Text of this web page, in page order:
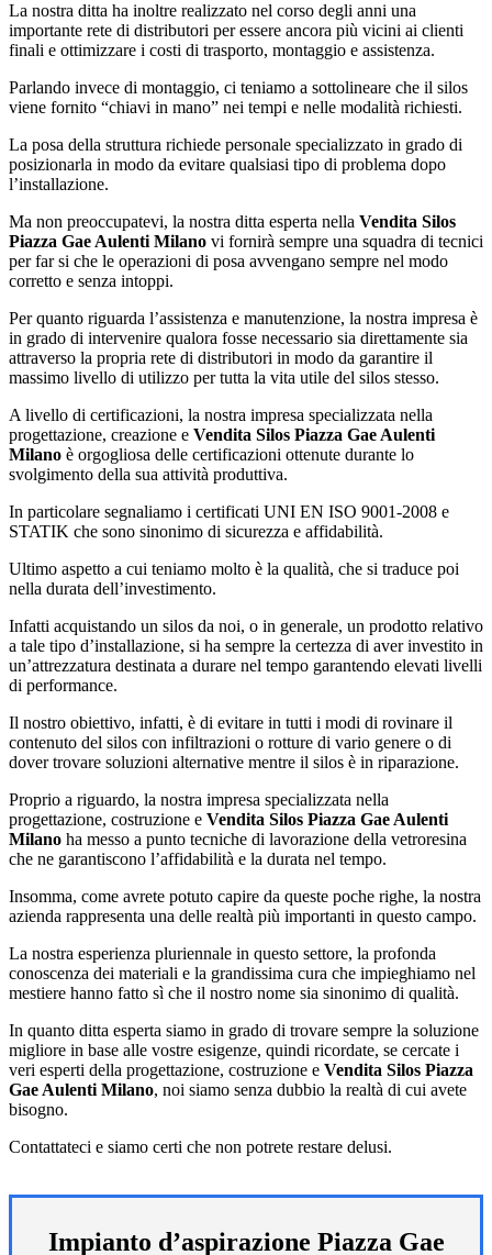
La nostra ditta ha inoltre realizzato nel corso degli anni una
importante rete di distributori per essere ancora più vicini ai clienti
finali e ottimizzare i costi di trasporto, montaggio e assistenza.
Parlando invece di montaggio, ci teniamo a sottolineare che il silos
viene fornito “chiavi in mano” nei tempi e nelle modalità richiesti.
La posa della struttura richiede personale specializzato in grado di
posizionarla in modo da evitare qualsiasi tipo di problema dopo
l’installazione.
Ma non preoccupatevi, la nostra ditta esperta nella Vendita Silos
Piazza Gae Aulenti Milano vi fornirà sempre una squadra di tecnici
per far si che le operazioni di posa avvengano sempre nel modo
corretto e senza intoppi.
Per quanto riguarda l’assistenza e manutenzione, la nostra impresa è
in grado di intervenire qualora fosse necessario sia direttamente sia
attraverso la propria rete di distributori in modo da garantire il
massimo livello di utilizzo per tutta la vita utile del silos stesso.
A livello di certificazioni, la nostra impresa specializzata nella
progettazione, creazione e Vendita Silos Piazza Gae Aulenti
Milano è orgogliosa delle certificazioni ottenute durante lo
svolgimento della sua attività produttiva.
In particolare segnaliamo i certificati UNI EN ISO 9001-2008 e
STATIK che sono sinonimo di sicurezza e affidabilità.
Ultimo aspetto a cui teniamo molto è la qualità, che si traduce poi
nella durata dell’investimento.
Infatti acquistando un silos da noi, o in generale, un prodotto relativo
a tale tipo d’installazione, si ha sempre la certezza di aver investito in
un’attrezzatura destinata a durare nel tempo garantendo elevati livelli
di performance.
Il nostro obiettivo, infatti, è di evitare in tutti i modi di rovinare il
contenuto del silos con infiltrazioni o rotture di vario genere o di
dover trovare soluzioni alternative mentre il silos è in riparazione.
Proprio a riguardo, la nostra impresa specializzata nella
progettazione, costruzione e Vendita Silos Piazza Gae Aulenti
Milano ha messo a punto tecniche di lavorazione della vetroresina
che ne garantiscono l’affidabilità e la durata nel tempo.
Insomma, come avrete potuto capire da queste poche righe, la nostra
azienda rappresenta una delle realtà più importanti in questo campo.
La nostra esperienza pluriennale in questo settore, la profonda
conoscenza dei materiali e la grandissima cura che impieghiamo nel
mestiere hanno fatto sì che il nostro nome sia sinonimo di qualità.
In quanto ditta esperta siamo in grado di trovare sempre la soluzione
migliore in base alle vostre esigenze, quindi ricordate, se cercate i
veri esperti della progettazione, costruzione e Vendita Silos Piazza
Gae Aulenti Milano, noi siamo senza dubbio la realtà di cui avete
bisogno.
Contattateci e siamo certi che non potrete restare delusi.
Impianto d’aspirazione Piazza Gae